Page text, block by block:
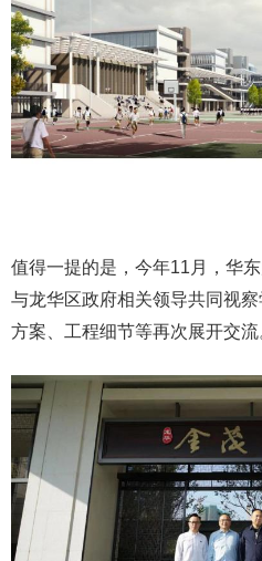
值得一提的是，今年11月，华
与龙华区政府相关领导共同视
方案、工程细节等再次展开交流